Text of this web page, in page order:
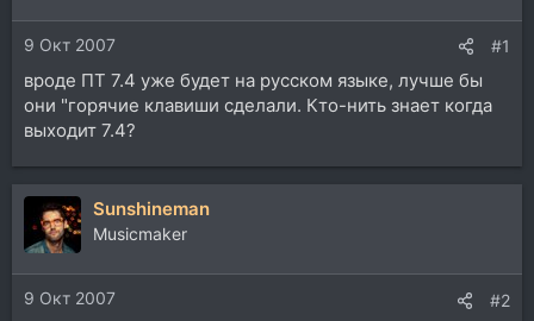
л
а
9 Окт 2007 #1
вроде ПТ 7.4 уже будет на русском языке, лучше бы
они "горячие клавиши сделали. Кто-нить знает когда
выходит 7.4?
Sunshineman
Musicmaker
9 Окт 2007 #2